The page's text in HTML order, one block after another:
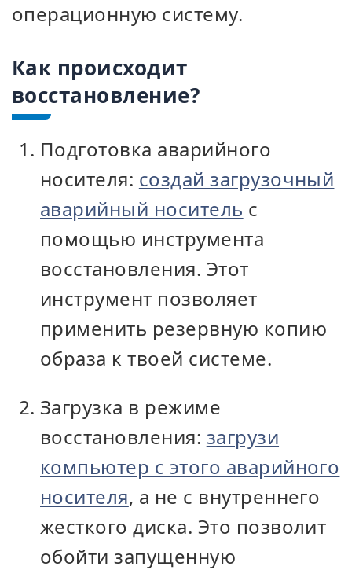
операционную систему.
Как происходит
восстановление?
Подготовка аварийного
носителя: создай загрузочный
аварийный носитель с
помощью инструмента
восстановления. Этот
инструмент позволяет
применить резервную копию
образа к твоей системе.
Загрузка в режиме
восстановления: загрузи
компьютер с этого аварийного
носителя, а не с внутреннего
жесткого диска. Это позволит
обойти запущенную